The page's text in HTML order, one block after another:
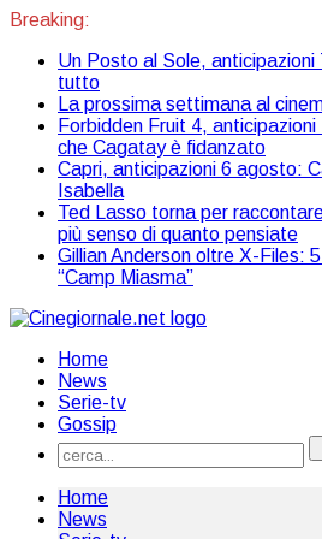
Breaking:
Un Posto al Sole,
tutto
La prossima settimana al
Forbidden Fruit 4,
che Cagatay è fidanzato
Capri, anticipazioni 6 agosto:
Isabella
Ted Lasso torna per
più senso di quanto pensiate
Gillian Anderson oltre X-Files:
“Camp Miasma”
Home
News
Serie-tv
Gossip
Home
News